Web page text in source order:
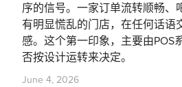
序的信号。一家订单流转顺畅、
有明显慌乱的门店，在任何话语
感。这个第一印象，主要由POS
否按设计运转来决定。
June 4, 2026